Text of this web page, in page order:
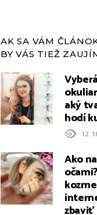
AK SA VÁM
BY VÁS TIEŽ
aký
hodí
12
Ako
zbaviť